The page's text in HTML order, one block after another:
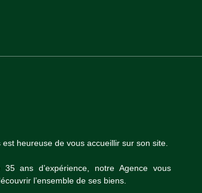
heureuse de vous accueillir sur son site.
ans d’expérience, notre Agence vous
l’ensemble de ses biens.